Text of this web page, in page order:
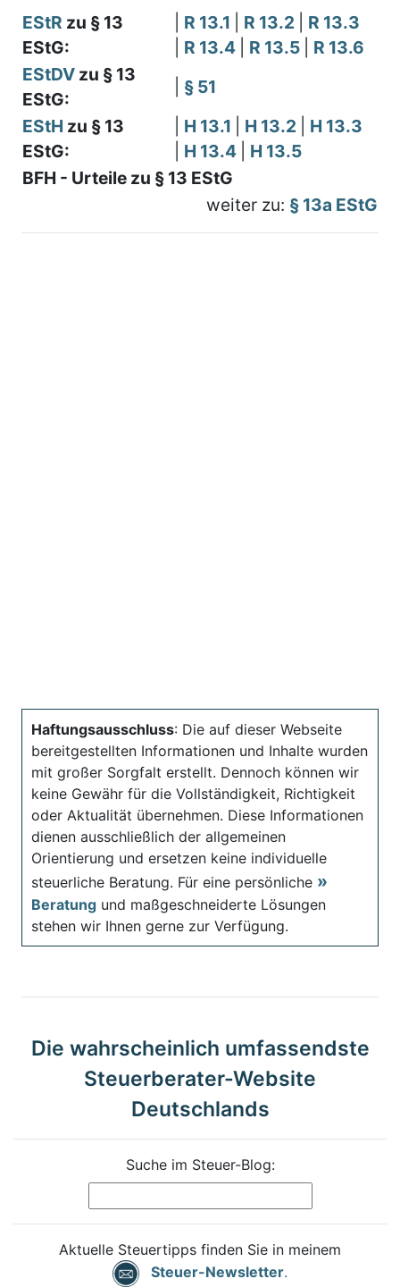
EStR zu § 13
EStG:
R 13.1 R 13.2
R 13.3
R 13.4 R 13.5
R 13.6
EStDV zu § 13
EStG:
§ 51
EStH zu § 13
EStG:
H 13.1 H 13.2
H 13.3
H 13.4
H 13.5
BFH - Urteile zu § 13 EStG
weiter zu: § 13a EStG
Haftungsausschluss: Die auf dieser Webseite
bereitgestellten Informationen und Inhalte wurden
mit großer Sorgfalt erstellt. Dennoch können wir
keine Gewähr für die Vollständigkeit, Richtigkeit
oder Aktualität übernehmen. Diese Informationen
dienen ausschließlich der allgemeinen
Orientierung und ersetzen keine individuelle
steuerliche Beratung. Für eine persönliche
Beratung und maßgeschneiderte Lösungen
stehen wir Ihnen gerne zur Verfügung.
Die wahrscheinlich umfassendste
Steuerberater-Website
Deutschlands
Suche im Steuer-Blog:
Aktuelle Steuertipps finden Sie in meinem
Steuer-Newsletter.